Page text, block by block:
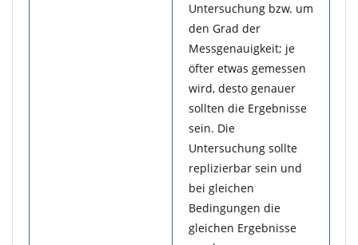
Untersuchung bzw. um
den Grad der
Messgenauigkeit; je
öfter etwas gemessen
wird, desto genauer
sollten die Ergebnisse
sein. Die
Untersuchung sollte
replizierbar sein und
bei gleichen
Bedingungen die
gleichen Ergebnisse